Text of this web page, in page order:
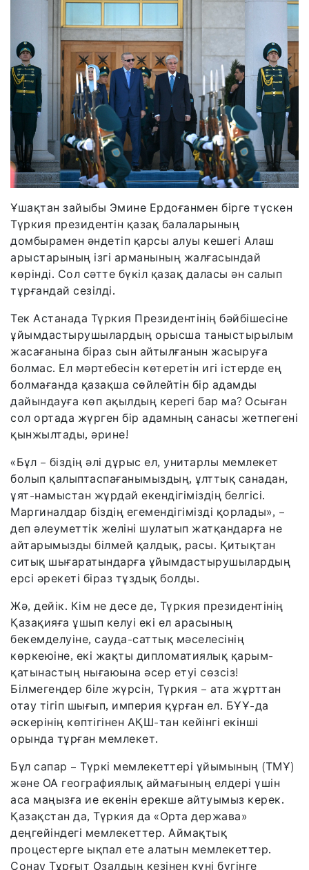
Ұшақтан зайыбы Эмине Ердоғанмен бірге түскен
Түркия президентін қазақ балаларының
домбырамен әндетіп қарсы алуы кешегі Алаш
арыстарының ізгі арманының жалғасындай
көрінді. Сол сәтте бүкіл қазақ даласы ән салып
тұрғандай сезілді.
Тек Астанада Түркия Президентінің бәйбішесіне
ұйымдастырушылардың орысша таныстырылым
жасағанына біраз сын айтылғанын жасыруға
болмас. Ел мәртебесін көтеретін игі істерде ең
болмағанда қазақша сөйлейтін бір адамды
дайындауға көп ақылдың керегі бар ма? Осыған
сол ортада жүрген бір адамның санасы жетпегені
қынжылтады, әрине!
«Бұл – біздің әлі дұрыс ел, унитарлы мемлекет
болып қалыптаспағанымыздың, ұлттық санадан,
ұят-намыстан жұрдай екендігіміздің белгісі.
Маргиналдар біздің егемендігімізді қорлады», –
деп әлеуметтік желіні шулатып жатқандарға не
айтарымызды білмей қалдық, расы. Қитықтан
ситық шығаратындарға ұйымдастырушылардың
ерсі әрекеті біраз тұздық болды.
Жә, дейік. Кім не десе де, Түркия президентінің
Қазақияға ұшып келуі екі ел арасының
бекемделуіне, сауда-саттық мәселесінің
көркеюіне, екі жақты дипломатиялық қарым-
қатынастың нығаюына әсер етуі сөзсіз!
Білмегендер біле жүрсін, Түркия – ата жұрттан
отау тігіп шығып, империя құрған ел. БҰҰ-да
әскерінің көптігінен АҚШ-тан кейінгі екінші
орында тұрған мемлекет.
Бұл сапар – Түркі мемлекеттері ұйымының (ТМҰ)
және ОА географиялық аймағының елдері үшін
аса маңызға ие екенін ерекше айтуымыз керек.
Қазақстан да, Түркия да «Орта держава»
деңгейіндегі мемлекеттер. Аймақтық
процестерге ықпал ете алатын мемлекеттер.
Сонау Тұрғыт Озалдың кезінен күні бүгінге